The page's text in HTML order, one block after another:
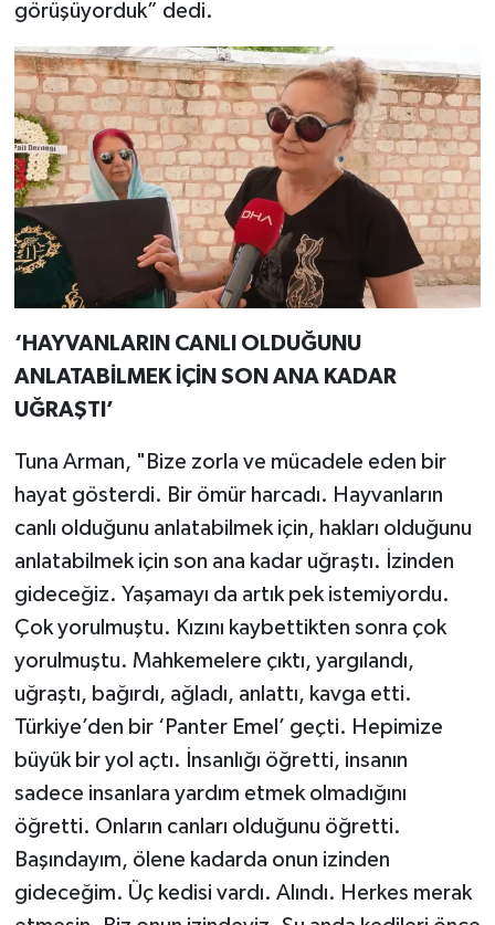
görüşüyorduk” dedi.
‘HAYVANLARIN CANLI OLDUĞUNU
ANLATABİLMEK İÇİN SON ANA KADAR
UĞRAŞTI’
Tuna Arman, "Bize zorla ve mücadele eden bir
hayat gösterdi. Bir ömür harcadı. Hayvanların
canlı olduğunu anlatabilmek için, hakları olduğunu
anlatabilmek için son ana kadar uğraştı. İzinden
gideceğiz. Yaşamayı da artık pek istemiyordu.
Çok yorulmuştu. Kızını kaybettikten sonra çok
yorulmuştu. Mahkemelere çıktı, yargılandı,
uğraştı, bağırdı, ağladı, anlattı, kavga etti.
Türkiye’den bir ‘Panter Emel’ geçti. Hepimize
büyük bir yol açtı. İnsanlığı öğretti, insanın
sadece insanlara yardım etmek olmadığını
öğretti. Onların canları olduğunu öğretti.
Başındayım, ölene kadarda onun izinden
gideceğim. Üç kedisi vardı. Alındı. Herkes merak